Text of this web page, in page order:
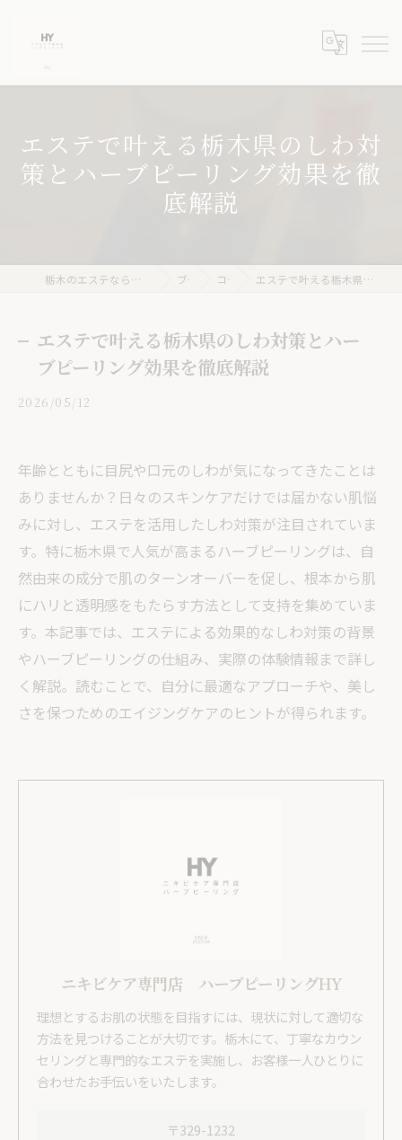
エステで叶える栃木県のしわ対
策とハーブピーリング効果を徹
底解説
栃木のエステならニキビケア専門店 ハーブピーリングHY ブログ コラム エステで叶える栃木県のしわ対策とハーブピーリング効果を徹底解説
エステで叶える栃木県のしわ対策とハー
ブピーリング効果を徹底解説
2026/05/12
年齢とともに目尻や口元のしわが気になってきたことは
ありませんか？日々のスキンケアだけでは届かない肌悩
みに対し、エステを活用したしわ対策が注目されていま
す。特に栃木県で人気が高まるハーブピーリングは、自
然由来の成分で肌のターンオーバーを促し、根本から肌
にハリと透明感をもたらす方法として支持を集めていま
す。本記事では、エステによる効果的なしわ対策の背景
やハーブピーリングの仕組み、実際の体験情報まで詳し
く解説。読むことで、自分に最適なアプローチや、美し
さを保つためのエイジングケアのヒントが得られます。
ニキビケア専門店 ハーブピーリングHY
理想とするお肌の状態を目指すには、現状に対して適切な
方法を見つけることが大切です。栃木にて、丁寧なカウン
セリングと専門的なエステを実施し、お客様一人ひとりに
合わせたお手伝いをいたします。
〒329-1232